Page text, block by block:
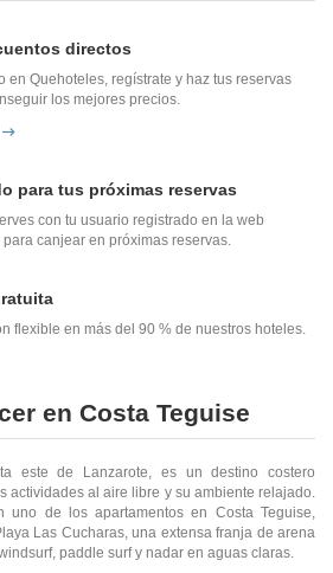
directos
en Quehoteles, regístrate y haz tus reservas
los mejores precios.
para tus próximas reservas
con tu usuario registrado en la web
canjear en próximas reservas.
flexible en más del 90 % de nuestros hoteles.
en Costa Teguise
este de Lanzarote, es un destino costero
actividades al aire libre y su ambiente relajado.
uno de los apartamentos en Costa Teguise,
Las Cucharas, una extensa franja de arena
paddle surf y nadar en aguas claras.